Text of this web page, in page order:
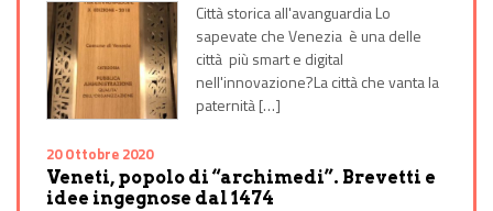
Città storica all'avanguardia Lo
sapevate che Venezia è una delle
città più smart e digital
nell'innovazione?La città che vanta la
paternità […]
20 Ottobre 2020
Veneti, popolo di “archimedi”. Brevetti e
idee ingegnose dal 1474